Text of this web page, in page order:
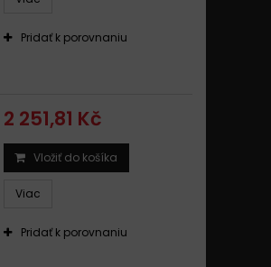
Pridať k porovnaniu
2 251,81 Kč
Vložiť do košíka
Viac
Pridať k porovnaniu